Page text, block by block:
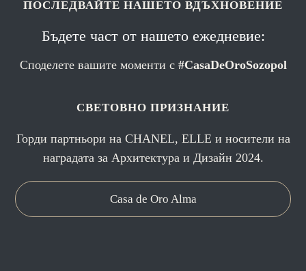
ПОСЛЕДВАЙТЕ НАШЕТО ВДЪХНОВЕНИЕ
Бъдете част от нашето ежедневие:
Споделете вашите моменти с #CasaDeOroSozopol
СВЕТОВНО ПРИЗНАНИЕ
Горди партньори на CHANEL, ELLE и носители на
наградата за Архитектура и Дизайн 2024.
Casa de Oro Alma